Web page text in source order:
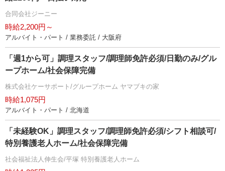
合同会社ジーニー
時給2,200円～
アルバイト・パート / 業務委託 / 大阪府
「週1から可」調理スタッフ/調理師免許必須/日勤のみ/グル
ープホーム/社会保障完備
株式会社ケーサポート/グループホーム ヤマブキの家
時給1,075円
アルバイト・パート / 北海道
「未経験OK」調理スタッフ/調理師免許必須/シフト相談可/
特別養護老人ホーム/社会保障完備
社会福祉法人伸生会/平塚 特別養護老人ホーム